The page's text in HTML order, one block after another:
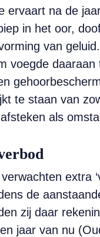
ervaart na de
in het oor,
van
voegde daaraan
te staan van
als
extra
de
zij daar
jaar van nu